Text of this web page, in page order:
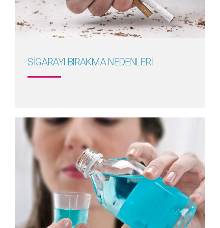
Detayını Gör
SİGARAYI BIRAKMA NEDENLERİ
Detayını Gör